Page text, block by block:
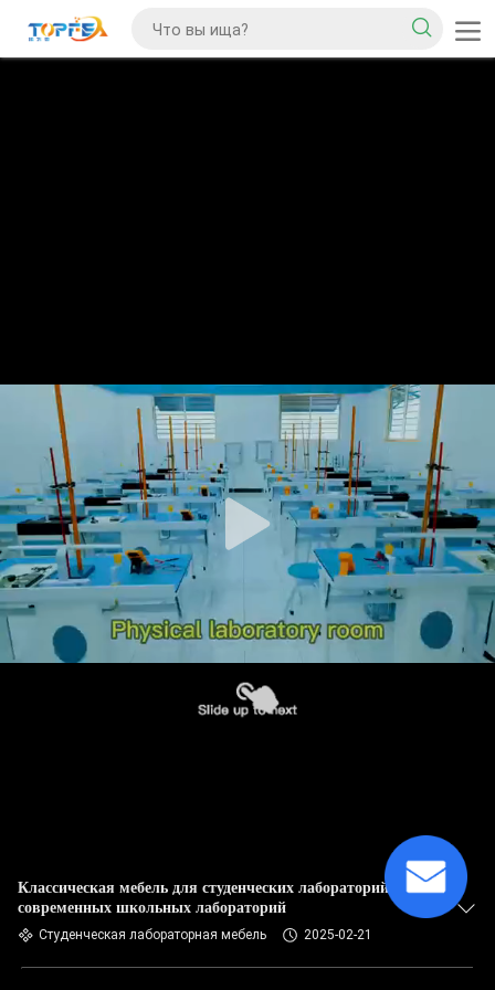
Классическая мебель для студенческих лабораторий для
современных школьных лабораторий
Студенческая лабораторная мебель 2025-02-21